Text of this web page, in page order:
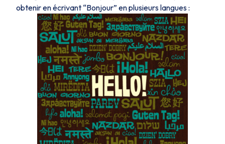
obtenir en écrivant “Bonjour” en plusieurs langues :